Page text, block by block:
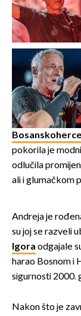
pokorila je
odlučila
ali i glumačkom
Andreja je
su joj se razveli
Igora odgajale
harao Bosnom i
sigurnosti 2000.
Nakon što je